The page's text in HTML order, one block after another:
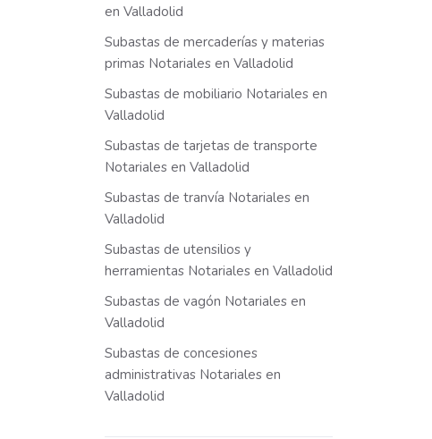
en Valladolid
Subastas de mercaderías y materias
primas Notariales en Valladolid
Subastas de mobiliario Notariales en
Valladolid
Subastas de tarjetas de transporte
Notariales en Valladolid
Subastas de tranvía Notariales en
Valladolid
Subastas de utensilios y
herramientas Notariales en Valladolid
Subastas de vagón Notariales en
Valladolid
Subastas de concesiones
administrativas Notariales en
Valladolid